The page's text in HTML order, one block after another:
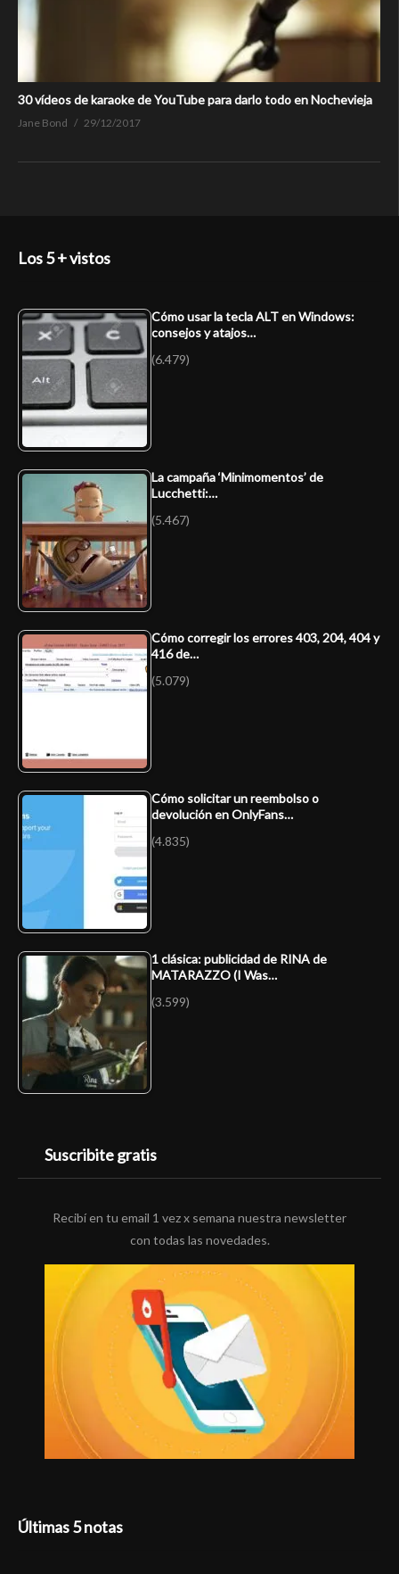
30 vídeos de karaoke de YouTube para darlo todo en Nochevieja
Jane Bond 29/12/2017
Los 5 + vistos
Cómo usar la tecla ALT en Windows:
consejos y atajos…
(6.479)
La campaña ‘Minimomentos’ de
Lucchetti:…
(5.467)
Cómo corregir los errores 403, 204, 404 y
416 de…
(5.079)
Cómo solicitar un reembolso o
devolución en OnlyFans…
(4.835)
1 clásica: publicidad de RINA de
MATARAZZO (I Was…
(3.599)
Suscribite gratis
Recibí en tu email 1 vez x semana nuestra newsletter
con todas las novedades.
Últimas 5 notas